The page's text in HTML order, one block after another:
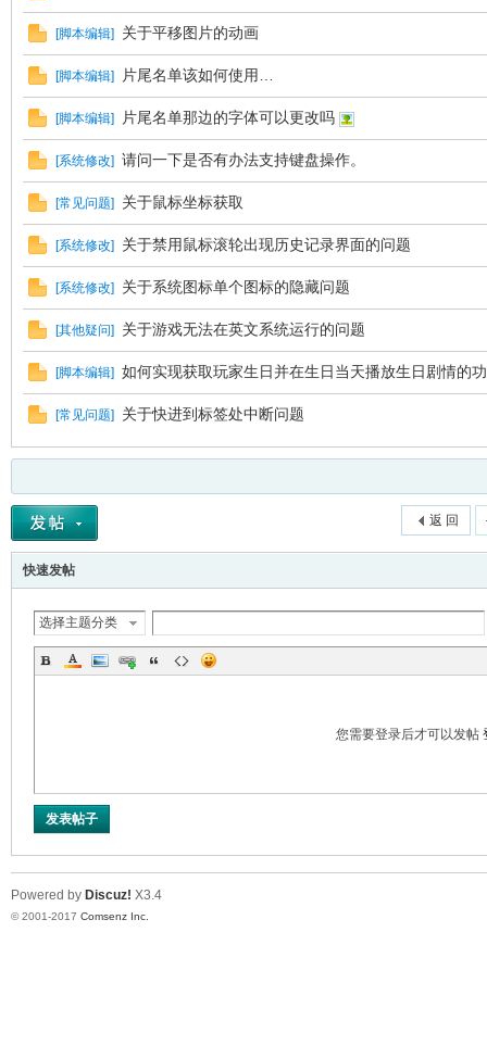
ak
[脚本编辑] 关于平移图片的动画
[脚本编辑] 片尾名单该如何使用…
[脚本编辑] 片尾名单那边的字体可以更改吗
[系统修改] 请问一下是否有办法支持键盘操作。
[常见问题] 关于鼠标坐标获取
[系统修改] 关于禁用鼠标滚轮出现历史记录界面的问题
[系统修改] 关于系统图标单个图标的隐藏问题
[其他疑问] 关于游戏无法在英文系统运行的问题
[脚本编辑] 如何实现获取玩家生日并在生日当天播放生日剧情的
[常见问题] 关于快进到标签处中断问题
返 回
快速发帖
选择主题分类
您需要登录后才可以发帖
发表帖子
Powered by Discuz! X3.4
© 2001-2017 Comsenz Inc.